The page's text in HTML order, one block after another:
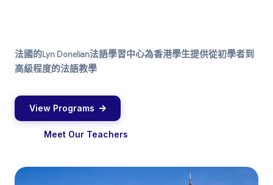
法國的Lyn Donelian法語學習中心為香港學生提供從初學者到
高級程度的法語教學
View Programs
Meet Our Teachers